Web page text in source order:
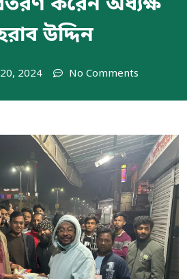
উদ্দিন
2024 No Comments